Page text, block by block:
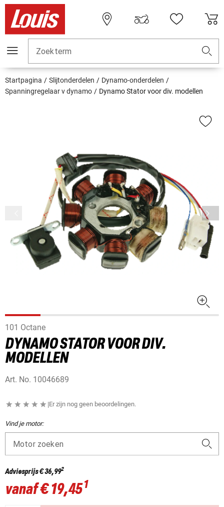
Zoekterm
Startpagina Slijtonderdelen
Dynamo-onderdelen
Spanningregelaar v dynamo
Dynamo Stator voor div. modellen
101 Octane
DYNAMO STATOR VOOR DIV.
MODELLEN
Art. No. 10046689
|Er zijn nog geen beoordelingen.
Vind je motor:
Motor zoeken
Adviesprijs€ 36,992
vanaf€ 19,451